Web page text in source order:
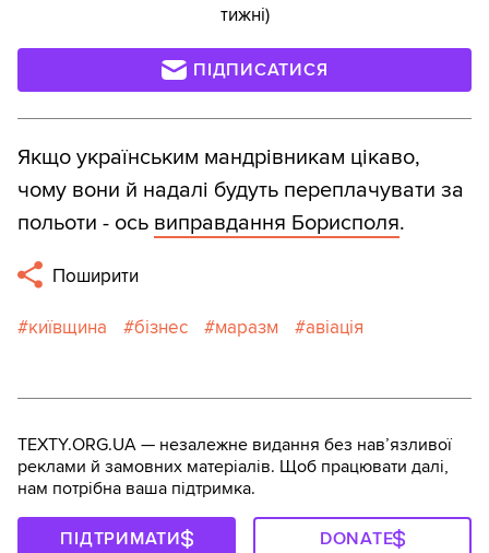
тижні)
ПІДПИСАТИСЯ
Якщо українським мандрівникам цікаво,
чому вони й надалі будуть переплачувати за
польоти - ось виправдання Борисполя.
Поширити
київщина бізнес маразм авіація
TEXTY.ORG.UA — незалежне видання без навʼязливої
реклами й замовних матеріалів. Щоб працювати далі,
нам потрібна ваша підтримка.
ПІДТРИМАТИ DONATE